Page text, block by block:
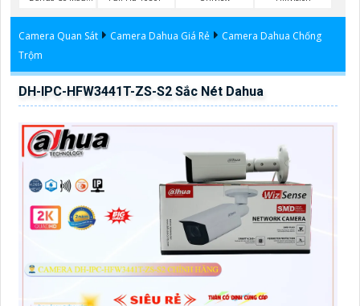
Camera Quan Sát Camera Dahua Giá Rẻ
Camera Dahua Chống
Trộm
DH-IPC-HFW3441T-ZS-S2 Sắc Nét Dahua